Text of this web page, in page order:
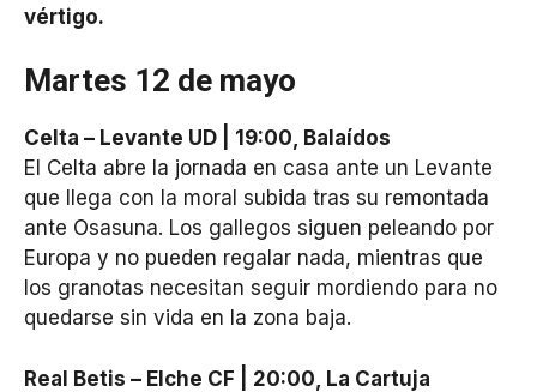
vértigo.
Martes 12 de mayo
Celta – Levante UD | 19:00, Balaídos
El Celta abre la jornada en casa ante un Levante
que llega con la moral subida tras su remontada
ante Osasuna. Los gallegos siguen peleando por
Europa y no pueden regalar nada, mientras que
los granotas necesitan seguir mordiendo para no
quedarse sin vida en la zona baja.
Real Betis – Elche CF | 20:00, La Cartuja